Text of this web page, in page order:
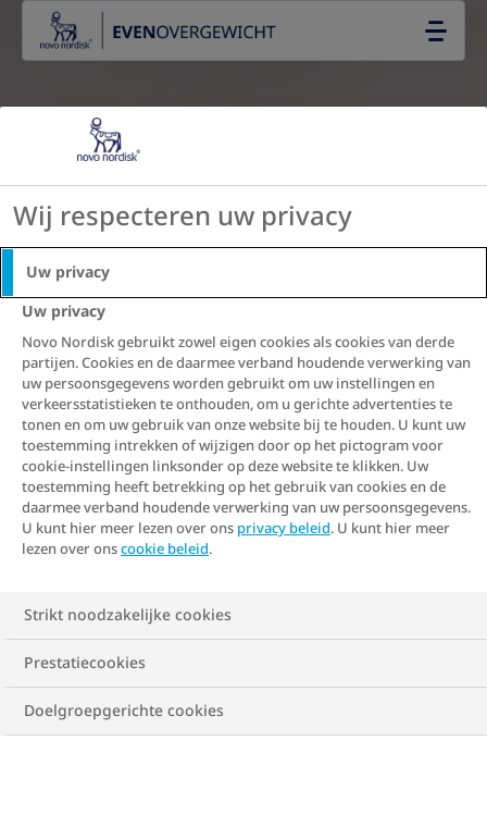
Go to the page content
Wij respecteren uw privacy
Uw privacy
Uw privacy
Novo Nordisk gebruikt zowel eigen cookies als cookies van derde
partijen. Cookies en de daarmee verband houdende verwerking van
uw persoonsgegevens worden gebruikt om uw instellingen en
verkeersstatistieken te onthouden, om u gerichte advertenties te
tonen en om uw gebruik van onze website bij te houden. U kunt uw
toestemming intrekken of wijzigen door op het pictogram voor
cookie-instellingen linksonder op deze website te klikken. Uw
toestemming heeft betrekking op het gebruik van cookies en de
daarmee verband houdende verwerking van uw persoonsgegevens.
U kunt hier meer lezen over ons privacy beleid. U kunt hier meer
lezen over onscookie beleid.
Strikt noodzakelijke cookies
Prestatiecookies
Doelgroepgerichte cookies